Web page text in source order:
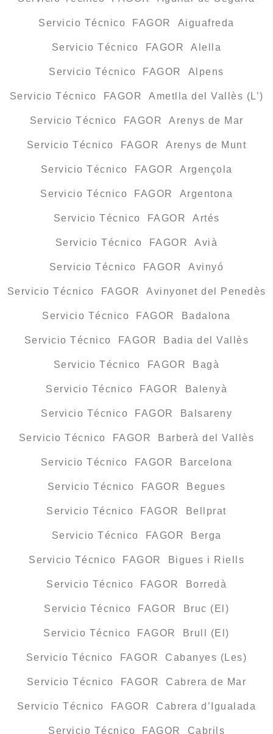
Servicio Técnico FAGOR Aiguafreda
Servicio Técnico FAGOR Alella
Servicio Técnico FAGOR Alpens
Servicio Técnico FAGOR Ametlla del Vallès (L’)
Servicio Técnico FAGOR Arenys de Mar
Servicio Técnico FAGOR Arenys de Munt
Servicio Técnico FAGOR Argençola
Servicio Técnico FAGOR Argentona
Servicio Técnico FAGOR Artés
Servicio Técnico FAGOR Avià
Servicio Técnico FAGOR Avinyó
Servicio Técnico FAGOR Avinyonet del Penedès
Servicio Técnico FAGOR Badalona
Servicio Técnico FAGOR Badia del Vallès
Servicio Técnico FAGOR Bagà
Servicio Técnico FAGOR Balenyà
Servicio Técnico FAGOR Balsareny
Servicio Técnico FAGOR Barberà del Vallès
Servicio Técnico FAGOR Barcelona
Servicio Técnico FAGOR Begues
Servicio Técnico FAGOR Bellprat
Servicio Técnico FAGOR Berga
Servicio Técnico FAGOR Bigues i Riells
Servicio Técnico FAGOR Borredà
Servicio Técnico FAGOR Bruc (El)
Servicio Técnico FAGOR Brull (El)
Servicio Técnico FAGOR Cabanyes (Les)
Servicio Técnico FAGOR Cabrera de Mar
Servicio Técnico FAGOR Cabrera d’Igualada
Servicio Técnico FAGOR Cabrils